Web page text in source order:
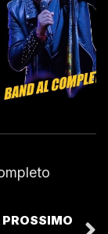
PROSSIMO